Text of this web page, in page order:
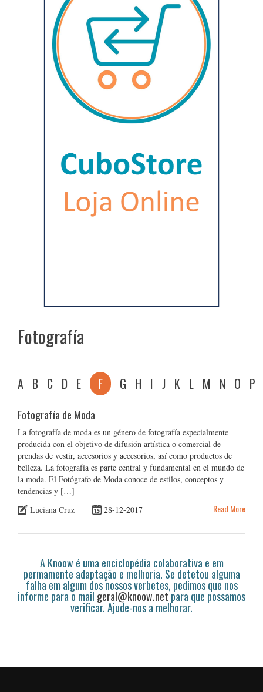
Fotografía
A B C D E F G H I J K L M N O P
Fotografía de Moda
La fotografía de moda es un género de fotografía especialmente
producida con el objetivo de difusión artística o comercial de
prendas de vestir, accesorios y accesorios, así como productos de
belleza. La fotografía es parte central y fundamental en el mundo de
la moda. El Fotógrafo de Moda conoce de estilos, conceptos y
tendencias y […]
Luciana Cruz
28-12-2017 Read More
A Knoow é uma enciclopédia colaborativa e em
permamente adaptação e melhoria. Se detetou alguma
falha em algum dos nossos verbetes, pedimos que nos
informe para o mail geral@knoow.netpara que possamos
verificar. Ajude-nos a melhorar.